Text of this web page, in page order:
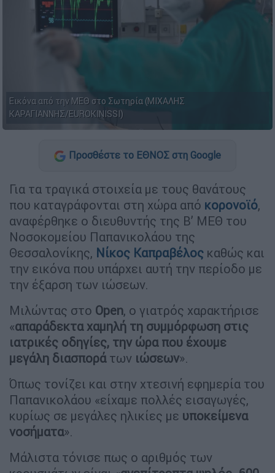
Εικόνα από την ΜΕΘ στο Σωτηρία (ΜΙΧΑΛΗΣ
ΚΑΡΑΓΙΑΝΝΗΣ/EUROKINISSI)
Προσθέστε το ΕΘΝΟΣ στη Google
Για τα τραγικά στοιχεία με τους θανάτους
που καταγράφονται στη χώρα από κορονοϊό,
αναφέρθηκε ο διευθυντής της Β’ ΜΕΘ του
Νοσοκομείου Παπανικολάου της
Θεσσαλονίκης, Νίκος Καπραβέλος καθώς και
την εικόνα που υπάρχει αυτή την περίοδο με
την έξαρση των ιώσεων.
Μιλώντας στο Open, ο γιατρός χαρακτήρισε
«απαράδεκτα χαμηλή τη συμμόρφωση στις
ιατρικές οδηγίες, την ώρα που έχουμε
μεγάλη διασποράτων ιώσεων».
Όπως τονίζει και στην χτεσινή εφημερία του
Παπανικολάου «είχαμε πολλές εισαγωγές,
κυρίως σε μεγάλες ηλικίες με υποκείμενα
νοσήματα».
Μάλιστα τόνισε πως ο αριθμός των